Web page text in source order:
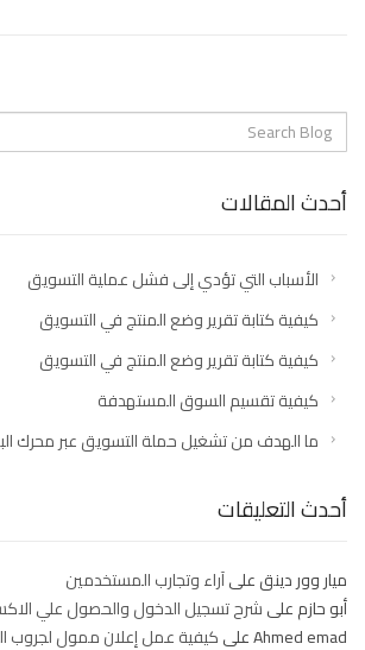
Search
label
أحدث المقالات
الأسباب التي تؤدي إلى فشل عملية التسويق
كيفية كتابة تقرير وضع المنتج في التسويق
كيفية كتابة تقرير وضع المنتج في التسويق
كيفية تقسيم السوق المستهدفة
ما الهدف من تشغيل حملة التسويق عبر محرك
أحدث التعليقات
ميار وور دينقعلىآراء وتجارب المستخدمين
أبو حازمعلىشرح تسجيل الدخول والحصول علي
Ahmed emadعلىكيفية عمل إعلان ممول لجروب